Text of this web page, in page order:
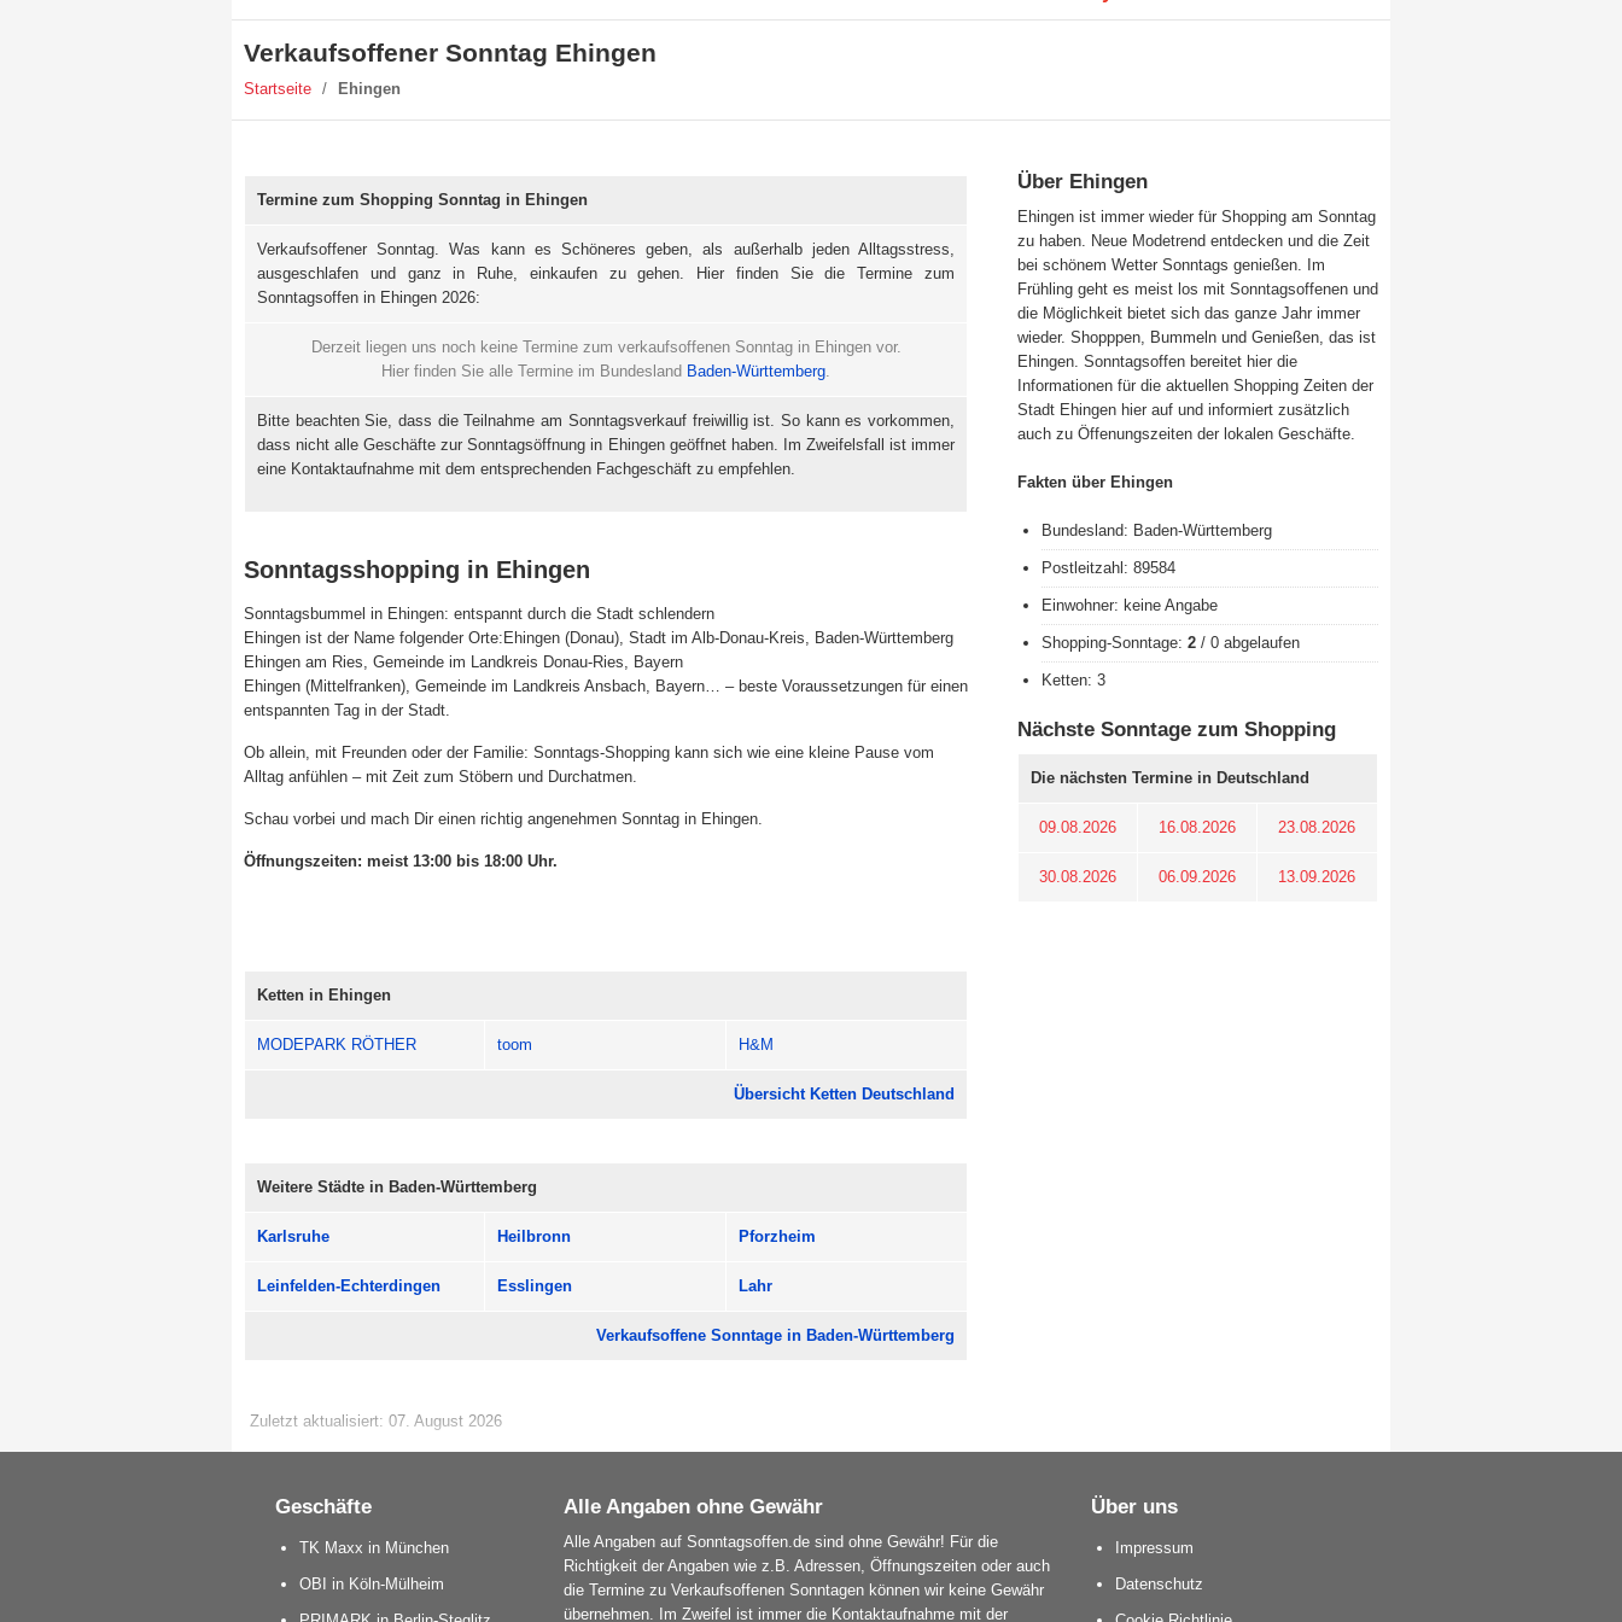
Verkaufsoffener Sonntag Ehingen
Startseite / Ehingen
Termine zum Shopping Sonntag in Ehingen
Verkaufsoffener Sonntag. Was kann es Schöneres geben, als außerhalb jeden Alltagsstress,
ausgeschlafen und ganz in Ruhe, einkaufen zu gehen. Hier finden Sie die Termine zum
Sonntagsoffen in Ehingen 2026:
Derzeit liegen uns noch keine Termine zum verkaufsoffenen Sonntag in Ehingen vor.
Hier finden Sie alle Termine im Bundesland Baden-Württemberg.
Bitte beachten Sie, dass die Teilnahme am Sonntagsverkauf freiwillig ist. So kann es vorkommen,
dass nicht alle Geschäfte zur Sonntagsöffnung in Ehingen geöffnet haben. Im Zweifelsfall ist immer
eine Kontaktaufnahme mit dem entsprechenden Fachgeschäft zu empfehlen.
Sonntagsshopping in Ehingen
Sonntagsbummel in Ehingen: entspannt durch die Stadt schlendern
Ehingen ist der Name folgender Orte:Ehingen (Donau), Stadt im Alb-Donau-Kreis, Baden-Württemberg
Ehingen am Ries, Gemeinde im Landkreis Donau-Ries, Bayern
Ehingen (Mittelfranken), Gemeinde im Landkreis Ansbach, Bayern… – beste Voraussetzungen für einen
entspannten Tag in der Stadt.
Ob allein, mit Freunden oder der Familie: Sonntags-Shopping kann sich wie eine kleine Pause vom
Alltag anfühlen – mit Zeit zum Stöbern und Durchatmen.
Schau vorbei und mach Dir einen richtig angenehmen Sonntag in Ehingen.
Öffnungszeiten: meist 13:00 bis 18:00 Uhr.
Ketten in Ehingen
MODEPARK RÖTHER toom H&M
Übersicht Ketten Deutschland
Weitere Städte in Baden-Württemberg
Karlsruhe Heilbronn Pforzheim
Leinfelden-Echterdingen Esslingen Lahr
Verkaufsoffene Sonntage in Baden-Württemberg
Zuletzt aktualisiert: 07. August 2026
Über Ehingen
Ehingen ist immer wieder für Shopping am Sonntag
zu haben. Neue Modetrend entdecken und die Zeit
bei schönem Wetter Sonntags genießen. Im
Frühling geht es meist los mit Sonntagsoffenen und
die Möglichkeit bietet sich das ganze Jahr immer
wieder. Shopppen, Bummeln und Genießen, das ist
Ehingen. Sonntagsoffen bereitet hier die
Informationen für die aktuellen Shopping Zeiten der
Stadt Ehingen hier auf und informiert zusätzlich
auch zu Öffenungszeiten der lokalen Geschäfte.
Fakten über Ehingen
Bundesland: Baden-Württemberg
Postleitzahl: 89584
Einwohner: keine Angabe
Shopping-Sonntage: 2/ 0 abgelaufen
Ketten: 3
Nächste Sonntage zum Shopping
Die nächsten Termine in Deutschland
09.08.2026 16.08.2026 23.08.2026
30.08.2026 06.09.2026 13.09.2026
Geschäfte
TK Maxx in München
OBI in Köln-Mülheim
Alle Angaben ohne Gewähr
Alle Angaben auf Sonntagsoffen.de sind ohne Gewähr! Für die
Richtigkeit der Angaben wie z.B. Adressen, Öffnungszeiten oder auch
die Termine zu Verkaufsoffenen Sonntagen können wir keine Gewähr
übernehmen. Im Zweifel ist immer die Kontaktaufnahme mit der
Über uns
Impressum
Datenschutz